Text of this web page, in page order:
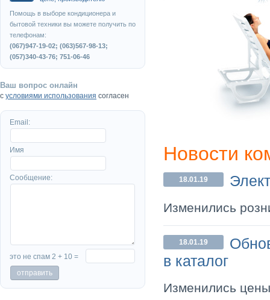
Помощь в выборе кондиционера и
бытовой техники вы можете получить по
телефонам:
(067)947-19-02; (063)567-98-13;
(057)340-43-76; 751-06-46
Ваш вопрос онлайн
с условиями использования согласен
Email:
Имя
Сообщение:
это не спам 2 + 10 =
Новости
18.01.19
Изменились
18.01.19
в каталог
Изменились